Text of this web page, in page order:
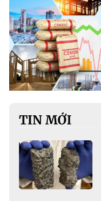
TIN MỚI